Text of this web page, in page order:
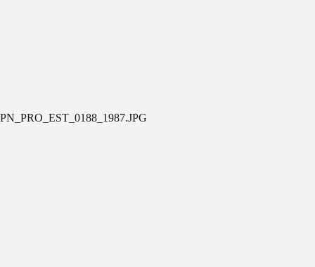
PN_PRO_EST_0188_1987.JPG